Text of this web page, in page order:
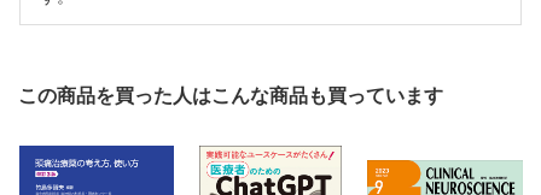
日本脳炎，デングウイルス・ジカウイルス感染症 前木孝洋
［視覚誘発電位 4］視覚背側路の機能と評価 飛松省三
ストレスでうつ病になるのはどうしてですか？ 功刀 浩
検査からみる神経疾患
この商品を買った人はこんな商品も買っています